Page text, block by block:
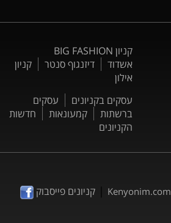
קניון BIG FASHION
אשדוד
דיזנגוף סנטר
קניון
אילון
עסקים בקניונים
עסקים
ברשתות
קמעונאות
חדשות
הקניונים
Kenyonim.com
|קניונים פייסבוק